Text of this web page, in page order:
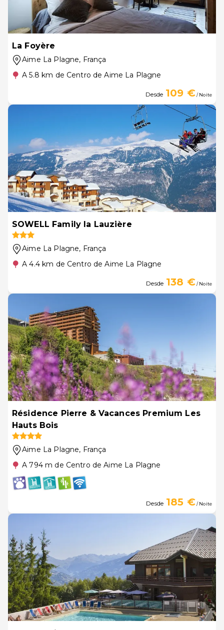
La Foyère
Aime La Plagne, França
A 5.8 km de Centro de Aime La Plagne
Desde 109 €/ Noite
SOWELL Family la Lauzière
Aime La Plagne, França
A 4.4 km de Centro de Aime La Plagne
Desde 138 €/ Noite
Résidence Pierre & Vacances Premium Les
Hauts Bois
Aime La Plagne, França
A 794 m de Centro de Aime La Plagne
Desde 185 €/ Noite